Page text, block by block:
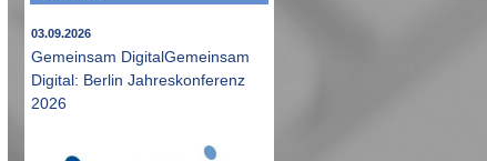
03.09.2026
Gemeinsam DigitalGemeinsam
Digital: Berlin Jahreskonferenz
2026